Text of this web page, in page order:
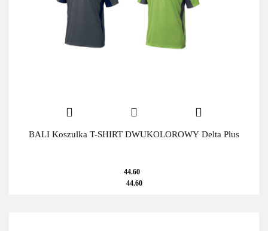
BALI Koszulka T-SHIRT DWUKOLOROWY Delta Plus
44.60
44.60